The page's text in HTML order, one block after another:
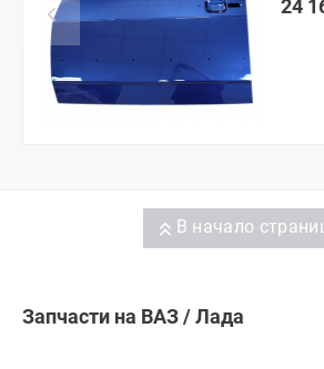
24
В начало
Запчасти на ВАЗ / Лада